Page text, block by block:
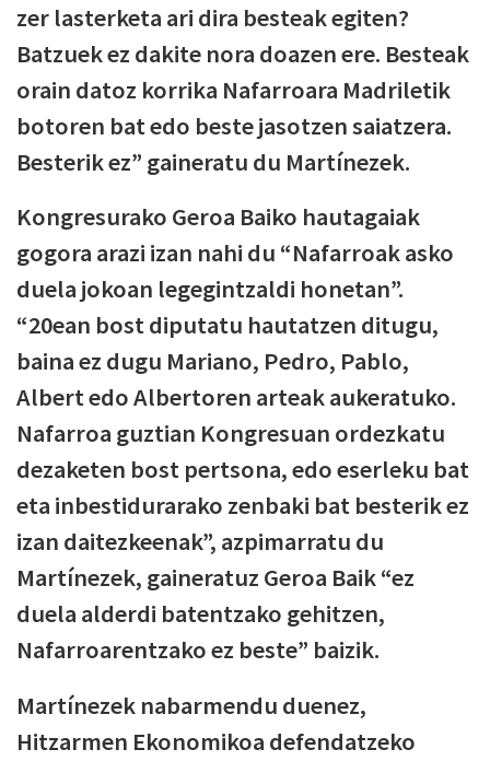
zer lasterketa ari dira besteak egiten?
Batzuek ez dakite nora doazen ere. Besteak
orain datoz korrika Nafarroara Madriletik
botoren bat edo beste jasotzen saiatzera.
Besterik ez” gaineratu du Martínezek.
Kongresurako Geroa Baiko hautagaiak
gogora arazi izan nahi du “Nafarroak asko
duela jokoan legegintzaldi honetan”.
“20ean bost diputatu hautatzen ditugu,
baina ez dugu Mariano, Pedro, Pablo,
Albert edo Albertoren arteak aukeratuko.
Nafarroa guztian Kongresuan ordezkatu
dezaketen bost pertsona, edo eserleku bat
eta inbestidurarako zenbaki bat besterik ez
izan daitezkeenak”, azpimarratu du
Martínezek, gaineratuz Geroa Baik “ez
duela alderdi batentzako gehitzen,
Nafarroarentzako ez beste” baizik.
Martínezek nabarmendu duenez,
Hitzarmen Ekonomikoa defendatzeko